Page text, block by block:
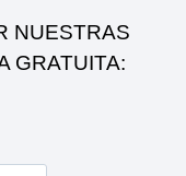
NUESTRAS
GRATUITA: